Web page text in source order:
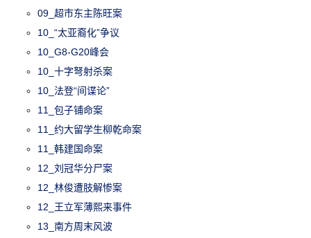
09_超市东主陈旺案
10_“太亚裔化”争议
10_G8-G20峰会
10_十字弩射杀案
10_法登“间谍论”
11_包子铺命案
11_约大留学生柳乾命案
11_韩建国命案
12_刘冠华分尸案
12_林俊遭肢解惨案
12_王立军薄熙来事件
13_南方周末风波